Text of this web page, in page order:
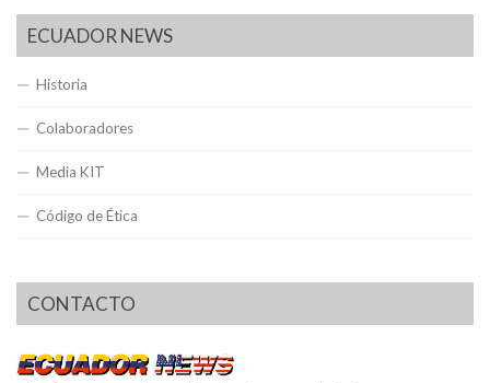
ECUADOR NEWS
Historia
Colaboradores
Media KIT
Código de Ética
CONTACTO